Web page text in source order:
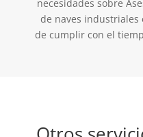
necesidades sobre
de naves industriales
de cumplir con el